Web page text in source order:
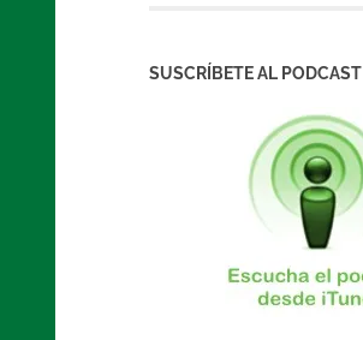
SUSCRÍBETE AL PODCAST